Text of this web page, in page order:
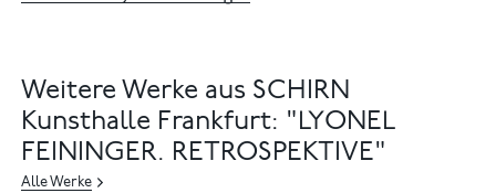
Weitere Werke aus SCHIRN
Kunsthalle Frankfurt: "LYONEL
FEININGER. RETROSPEKTIVE"
Alle Werke